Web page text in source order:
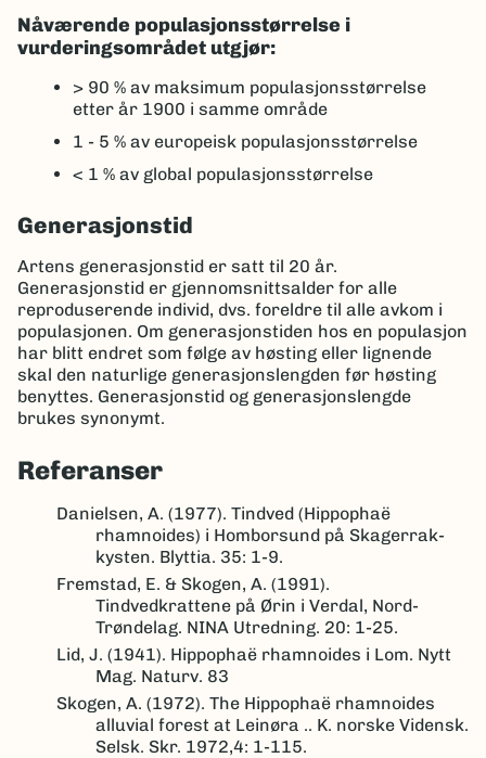
Nåværende populasjonsstørrelse i
vurderingsområdet utgjør:
> 90 % av maksimum populasjonsstørrelse
etter år 1900 i samme område
1 - 5 % av europeisk populasjonsstørrelse
< 1 % av global populasjonsstørrelse
Generasjonstid
Artens generasjonstid er satt til 20 år.
Generasjonstid er gjennomsnittsalder for alle
reproduserende individ, dvs. foreldre til alle avkom i
populasjonen. Om generasjonstiden hos en populasjon
har blitt endret som følge av høsting eller lignende
skal den naturlige generasjonslengden før høsting
benyttes. Generasjonstid og generasjonslengde
brukes synonymt.
Referanser
Danielsen, A. (1977). Tindved (Hippophaë
rhamnoides) i Homborsund på Skagerrak-
kysten. Blyttia. 35: 1-9.
Fremstad, E. & Skogen, A. (1991).
Tindvedkrattene på Ørin i Verdal, Nord-
Trøndelag. NINA Utredning. 20: 1-25.
Lid, J. (1941). Hippophaë rhamnoides i Lom. Nytt
Mag. Naturv. 83
Skogen, A. (1972). The Hippophaë rhamnoides
alluvial forest at Leinøra .. K. norske Vidensk.
Selsk. Skr. 1972,4: 1-115.